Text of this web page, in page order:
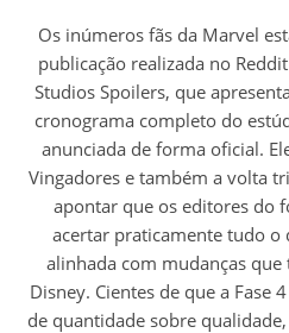
Os inúmeros fãs da Marvel estão empolgados com uma
publicação realizada no
Studios Spoilers, que
cronograma completo do
anunciada de forma oficial.
Vingadores e também a volta
apontar que os editores do
acertar praticamente tudo o
alinhada com mudanças
Disney. Cientes de que a Fase
de quantidade sobre